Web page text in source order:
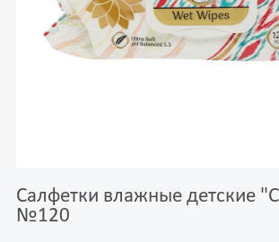
Салфетки влажные детские
№120